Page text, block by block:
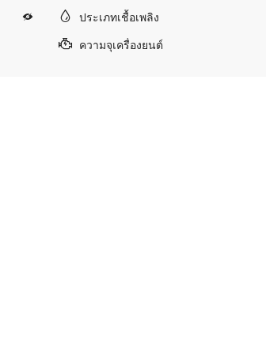
ประเภทเชื้อเพลิง
ความจุเครื่องยนต์